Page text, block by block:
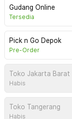
Gudang Online
Tersedia
Pick n Go Depok
Pre-Order
Toko Jakarta Barat
Habis
Toko Tangerang
Habis